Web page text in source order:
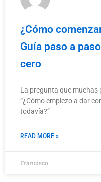
¿Cómo
Guía paso a
cero
La pregunta que muchas
“¿Cómo empiezo a dar
todavía?”
READ MORE »
Francisco